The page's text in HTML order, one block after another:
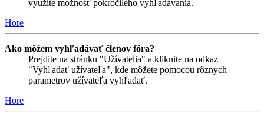
využite možnosť pokročilého vyhľadávania.
Hore
Ako môžem vyhľadávať členov fóra?
Prejdite na stránku "Užívatelia" a kliknite na odkaz
"Vyhľadať užívateľa", kde môžete pomocou rôznych
parametrov užívateľa vyhľadať.
Hore